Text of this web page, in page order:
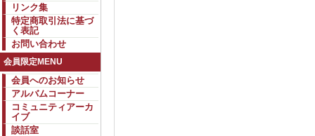
リンク集
特定商取引法に基づ
く表記
お問い合わせ
会員限定MENU
会員へのお知らせ
アルバムコーナー
コミュニティアーカ
イブ
談話室